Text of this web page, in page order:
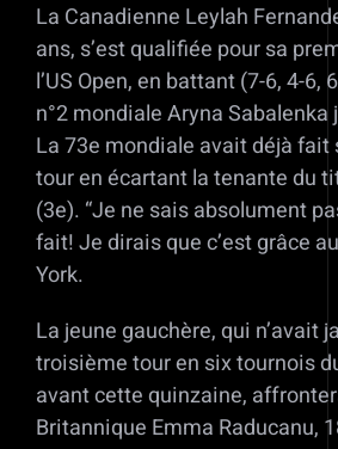
La Canadienne Leylah
ans, s’est qualifiée pour sa
l’US Open, en battant (7-6, 4-6,
n°2 mondiale Aryna Sabalenka
La 73e mondiale avait déjà fait
tour en écartant la tenante du
(3e). “Je ne sais absolument
fait! Je dirais que c’est grâce
York.
La jeune gauchère, qui n’avait
troisième tour en six tournois
avant cette quinzaine,
Britannique Emma Raducanu,